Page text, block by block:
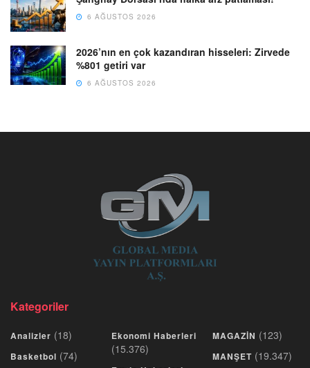
6 AĞUSTOS 2026
2026’nın en çok kazandıran hisseleri: Zirvede
%801 getiri var
6 AĞUSTOS 2026
Kategoriler
Analizler (18)
Basketbol (74)
Ekonomi Haberleri
(15.376)
MAGAZİN (123)
MANŞET (19.347)